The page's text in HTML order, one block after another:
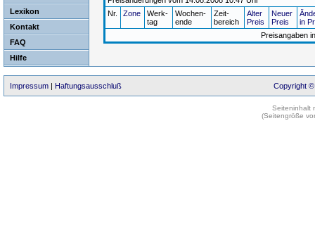
Lexikon
Kontakt
FAQ
Hilfe
Nr.
Zone
Werk-
tag
Wochen-
ende
Zeit-
bereich
Alter
Preis
Neuer
Preis
in
Preisangaben
Impressum | Haftungsausschluß Copyright ©
Seiteninhalt
(Seitengröße